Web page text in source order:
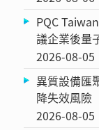
PQC
議企業後量
2026-08-05
異質設備
降失效風險
2026-08-05